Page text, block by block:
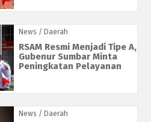
News / Daerah
RSAM Resmi Menjadi Tipe A,
Gubenur Sumbar Minta
Peningkatan Pelayanan
News / Daerah